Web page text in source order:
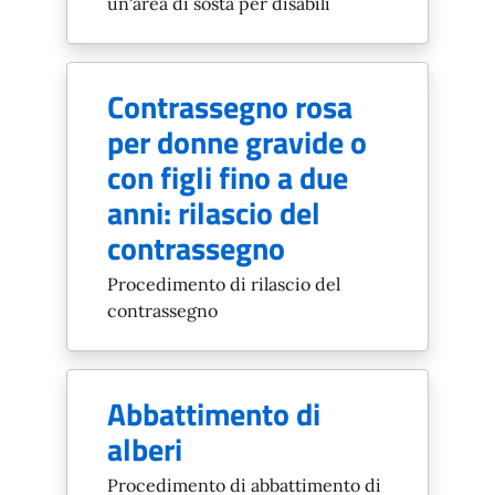
Contrassegno rosa
per donne gravide o
con figli fino a due
anni: rilascio del
contrassegno
Procedimento di rilascio del
contrassegno
Abbattimento di
alberi
Procedimento di abbattimento di